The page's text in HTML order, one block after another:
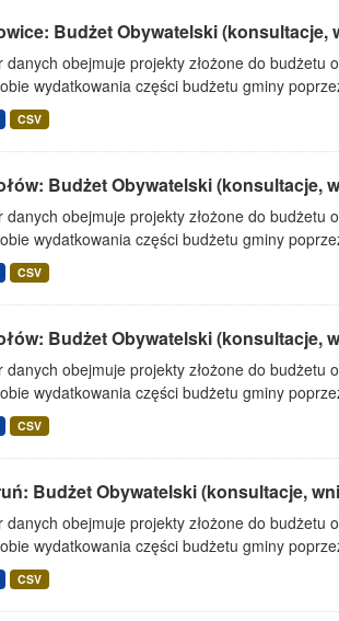
Budżet Obywatelski (konsultacje,
danych obejmuje projekty złożone do
wydatkowania części budżetu gminy
CSV
Budżet Obywatelski (konsultacje,
danych obejmuje projekty złożone do
wydatkowania części budżetu gminy
CSV
Budżet Obywatelski (konsultacje,
danych obejmuje projekty złożone do
wydatkowania części budżetu gminy
CSV
Budżet Obywatelski (konsultacje,
danych obejmuje projekty złożone do
wydatkowania części budżetu gminy
CSV